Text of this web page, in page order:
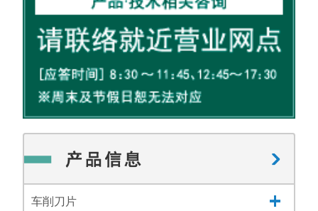
车削刀片